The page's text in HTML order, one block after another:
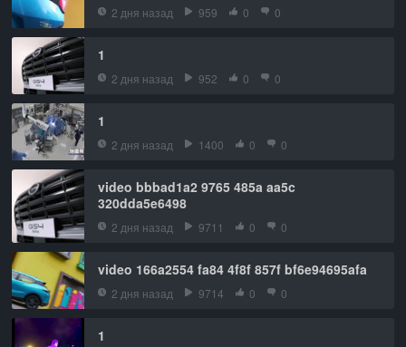
2 дня назад 959 0 0
1
2 дня назад 952 0 0
1
2 дня назад 1400 0 0
video bbbad1a2 9765 485a aa5c
320dda5e6498
2 дня назад 9711 0 0
video 166a2554 fa84 4f8f 857f bf6e94695afa
2 дня назад 9714 0 0
1